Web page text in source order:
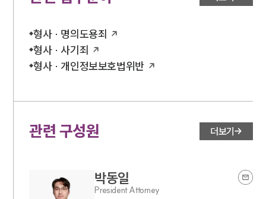
형사 · 명의도용죄
형사 · 사기죄
형사 · 개인정보보호법위반
관련 구성원 더보기
박동일
President Attorney